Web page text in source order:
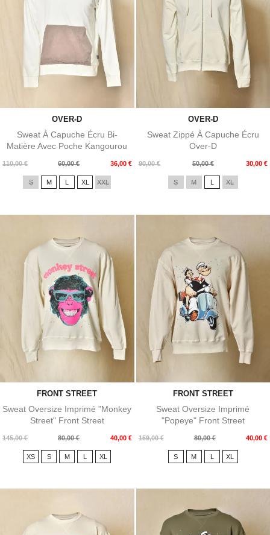
OVER-D
Sweat À Capuche Écru Bi-
Matière Avec Poche Kangourou
110,00 €
Prix
60,00 € 36,00 €
Prix
S M L XL XXL
OVER-D
Sweat Zippé À Capuche Écru
Over-D
90,00 €
Prix
50,00 € 30,00 €
Prix
S M L XL
FRONT STREET
Sweat Oversize Imprimé "Monkey
Street" Front Street
145,00 €
Prix
80,00 € 40,00 €
Prix
XS S M L XL
FRONT STREET
Sweat Oversize Imprimé
"Popeye" Front Street
159,00 €
Prix
80,00 € 40,00 €
Prix
S M L XL